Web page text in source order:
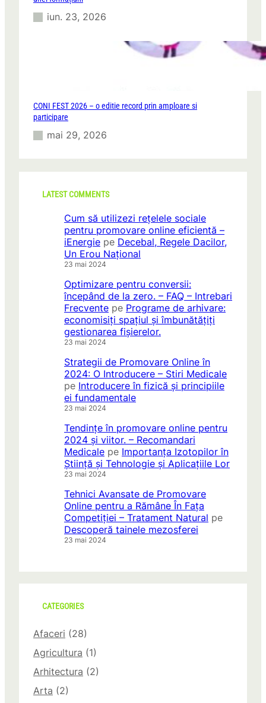
iun. 23, 2026
CONI FEST 2026 – o editie record prin amploare si
participare
mai 29, 2026
LATEST COMMENTS
Cum să utilizezi rețelele sociale
pentru promovare online eficientă –
iEnergie pe Decebal, Regele Dacilor,
Un Erou Național
23 mai 2024
Optimizare pentru conversii:
începând de la zero. – FAQ – Intrebari
Frecvente pe Programe de arhivare:
economisiți spațiul și îmbunătățiți
gestionarea fișierelor.
23 mai 2024
Strategii de Promovare Online în
2024: O Introducere – Stiri Medicale
pe Introducere în fizică și principiile
ei fundamentale
23 mai 2024
Tendințe în promovare online pentru
2024 și viitor. – Recomandari
Medicale pe Importanța Izotopilor în
Știință și Tehnologie și Aplicațiile Lor
23 mai 2024
Tehnici Avansate de Promovare
Online pentru a Rămâne În Fața
Competiției – Tratament Natural pe
Descoperă tainele mezosferei
23 mai 2024
CATEGORIES
Afaceri (28)
Agricultura (1)
Arhitectura (2)
Arta (2)